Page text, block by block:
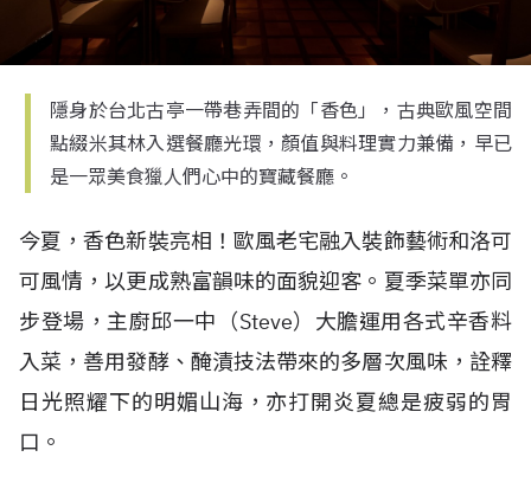
隱身於台北古亭一帶巷弄間的「香色」，古典歐風空間
點綴米其林入選餐廳光環，顏值與料理實力兼備，早已
是一眾美食獵人們心中的寶藏餐廳。
今夏，香色新裝亮相！歐風老宅融入裝飾藝術和洛可
可風情，以更成熟富韻味的面貌迎客。夏季菜單亦同
步登場，主廚邱一中（Steve）大膽運用各式辛香料
入菜，善用發酵、醃漬技法帶來的多層次風味，詮釋
日光照耀下的明媚山海，亦打開炎夏總是疲弱的胃
口。